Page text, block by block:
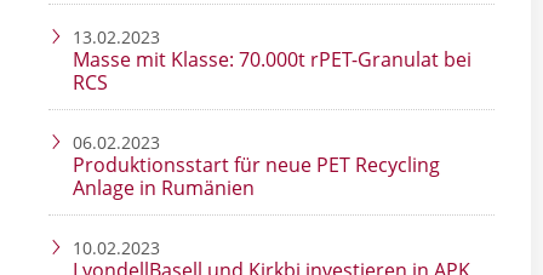
13.02.2023
Masse mit Klasse: 70.000t rPET-Granulat bei
RCS
06.02.2023
Produktionsstart für neue PET Recycling
Anlage in Rumänien
10.02.2023